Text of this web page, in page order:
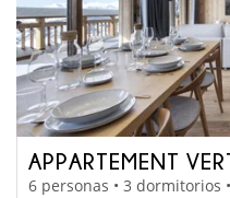
APPARTEMENT
6 personas • 3 dormitorios